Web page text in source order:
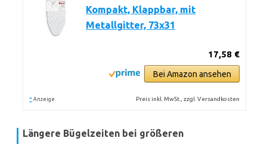
Kompakt, Klappbar, mit
Metallgitter, 73x31
17,58 €
Bei Amazon ansehen
* Anzeige Preis inkl. MwSt., zzgl. Versandkosten
Längere Bügelzeiten bei größeren